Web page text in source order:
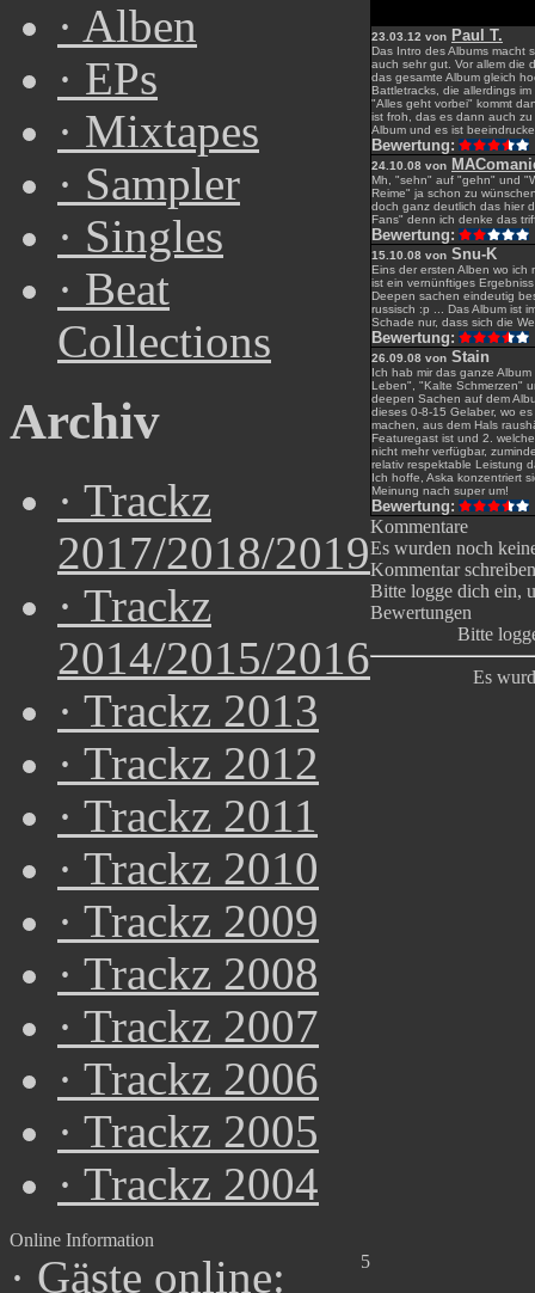
· Alben
· EPs
· Mixtapes
· Sampler
· Singles
· Beat
Collections
Archiv
· Trackz
2017/2018/2019
· Trackz
2014/2015/2016
· Trackz 2013
· Trackz 2012
· Trackz 2011
· Trackz 2010
· Trackz 2009
· Trackz 2008
· Trackz 2007
· Trackz 2006
· Trackz 2005
· Trackz 2004
Online Information
· Gäste online: 5
23.03.12 von Paul T.
Das Intro des Albums macht
auch sehr gut. Vor allem die
das gesamte Album gleich
Battletracks, die allerdings
"Alles geht vorbei" kommt
ist froh, das es dann auch
Album und es ist
Bewertung:
24.10.08 von
Mh, "sehn" auf "gehn" und
Reime" ja schon zu
doch ganz deutlich das hier
Fans" denn ich denke das
Bewertung:
15.10.08 von Snu-K
Eins der ersten Alben wo
ist ein vernünftiges
Deepen sachen eindeutig
russisch :p ... Das Album ist
Schade nur, dass sich die
Bewertung:
26.09.08 von Stain
Ich hab mir das ganze
Leben", "Kalte Schmerzen"
deepen Sachen auf dem
dieses 0-8-15 Gelaber, wo
machen, aus dem Hals
Featuregast ist und 2.
nicht mehr verfügbar,
relativ respektable Leistung
Ich hoffe, Aska konzentriert
Meinung nach super um!
Bewertung:
Kommentare
Es wurden noch
Kommentar schreiben
Bitte logge dich ein,
Bewertungen
Bitte
Es